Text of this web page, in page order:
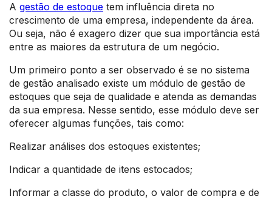
A gestão de estoque tem influência direta no
crescimento de uma empresa, independente da área.
Ou seja, não é exagero dizer que sua importância está
entre as maiores da estrutura de um negócio.
Um primeiro ponto a ser observado é se no sistema
de gestão analisado existe um módulo de gestão de
estoques que seja de qualidade e atenda as demandas
da sua empresa. Nesse sentido, esse módulo deve ser
oferecer algumas funções, tais como:
Realizar análises dos estoques existentes;
Indicar a quantidade de itens estocados;
Informar a classe do produto, o valor de compra e de